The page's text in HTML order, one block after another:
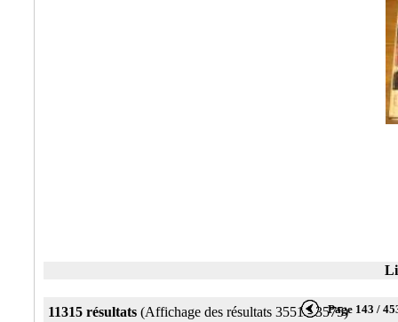
11315 résultats (Affichage des résultats 3551 - 3575)Page 143 /